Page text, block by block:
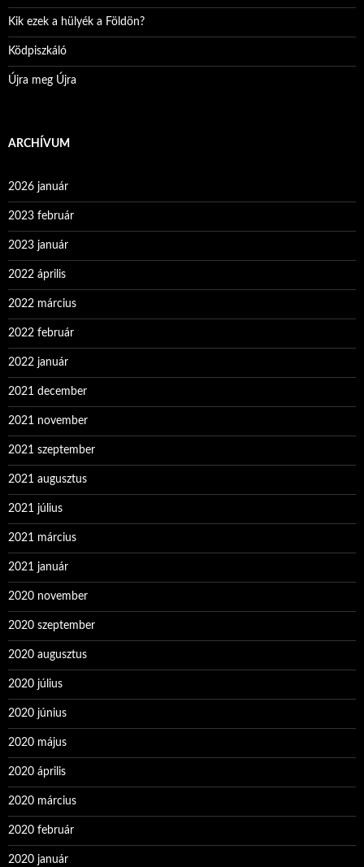
Kik ezek a hülyék a Földön?
Ködpiszkáló
Újra meg Újra
ARCHÍVUM
2026 január
2023 február
2023 január
2022 április
2022 március
2022 február
2022 január
2021 december
2021 november
2021 szeptember
2021 augusztus
2021 július
2021 március
2021 január
2020 november
2020 szeptember
2020 augusztus
2020 július
2020 június
2020 május
2020 április
2020 március
2020 február
2020 január